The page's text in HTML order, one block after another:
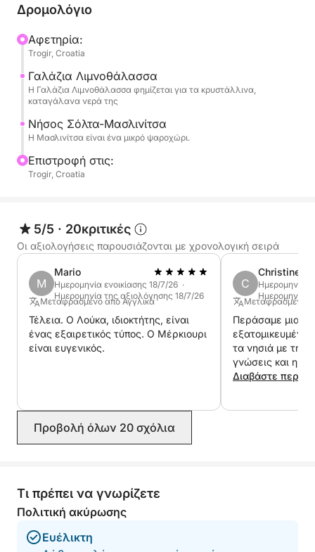
νερό με την οικογένεια και τους φίλους σας.
Τα καύσιμα δεν περιλαμβάνονται στην τιμή και
καταβάλλονται στο τέλος της ενοικίασης.
Δρομολόγιο
Αφετηρία:
Trogir, Croatia
Γαλάζια Λιμνοθάλασσα
Η Γαλάζια Λιμνοθάλασσα φημίζεται για τα κρυστάλλινα,
καταγάλανα νερά της
Νήσος Σόλτα-Μασλινίτσα
Η Μασλινίτσα είναι ένα μικρό ψαροχώρι.
Επιστροφή στις:
Trogir, Croatia
5/5 · 20κριτικές
Οι αξιολογήσεις παρουσιάζονται με χρονολογική σειρά
M
Mario
Ημερομηνία ενοικίασης 18/7/26 ·
Ημερομηνία της αξιολόγησης 18/7/26
Μεταφρασμένο από Αγγλικά
Τέλεια. Ο Λούκα, ιδιοκτήτης, είναι
ένας εξαιρετικός τύπος. Ο Μέρκιουρι
είναι ευγενικός.
C
Christine
Ημερομηνία
Ημερομηνία
Μεταφρασμένο
Περάσαμε μια
εξατομικευμένη
τα νησιά με την
γνώσεις και η
περιοχή μας
Διαβάστε
Προβολή όλων 20 σχόλια
Τι πρέπει να γνωρίζετε
Πολιτική ακύρωσης
Ευέλικτη